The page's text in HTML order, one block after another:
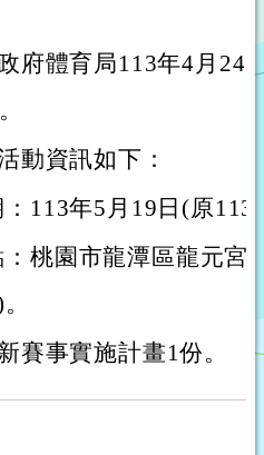
府體育局113年4月24
動資訊如下：
113年5月19日(原113
桃園市龍潭區龍元宮
賽事實施計畫1份。